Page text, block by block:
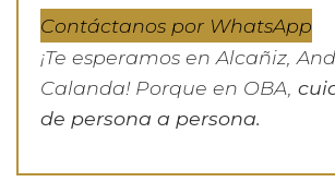
Contáctanos por WhatsApp
¡Te esperamos en Alcañiz,
Calanda! Porque en OBA,
de persona a persona.